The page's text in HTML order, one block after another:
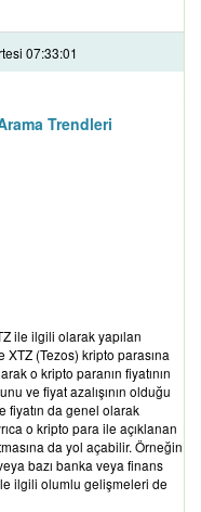
07:33:01
Trendleri
ile ilgili olarak yapılan
XTZ (Tezos) kripto parasına
o kripto paranın fiyatının
ve fiyat azalışının olduğu
fiyatın da genel olarak
o kripto para ile açıklanan
da yol açabilir. Örneğin
bazı banka veya finans
ilgili olumlu gelişmeleri de